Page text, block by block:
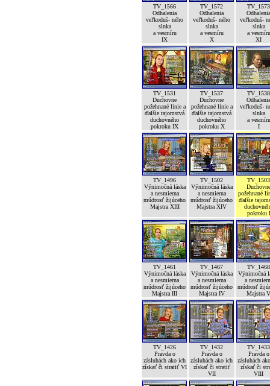
TV_1566
Odhalenia
veľkoduš- ného
slnka
a vesmíru
IX
TV_1572
Odhalenia
veľkoduš- ného
slnka
a vesmíru
X
TV_1573
Odhalenia
veľkoduš-
slnka
a vesmíru
XI
TV_1531
Duchovne
požehnané línie a
ďalšie tajomstvá
duchovného
pokroku IX
TV_1537
Duchovne
požehnané línie a
ďalšie tajomstvá
duchovného
pokroku X
TV_1538
Odhalenia
veľkoduš-
slnka
a vesmíru
I
TV_1496
Výnimočná láska
a nesmierna
múdrosť žijúceho
Majstra XIII
TV_1502
Výnimočná láska
a nesmierna
múdrosť žijúceho
Majstra XIV
TV_1503
Duchovne
požehnané
ďalšie
pokroku I
TV_1461
Výnimočná láska
a nesmierna
múdrosť žijúceho
Majstra III
TV_1467
Výnimočná láska
a nesmierna
múdrosť žijúceho
Majstra IV
TV_1468
Výnimočná
a
múdrosť
Majstra V
TV_1426
Pravda o
zásluhách ako ich
získať či stratiť VI
TV_1432
Pravda o
zásluhách ako ich
získať či stratiť
VII
TV_1433
Pravda o
zásluhách
získať či
VIII